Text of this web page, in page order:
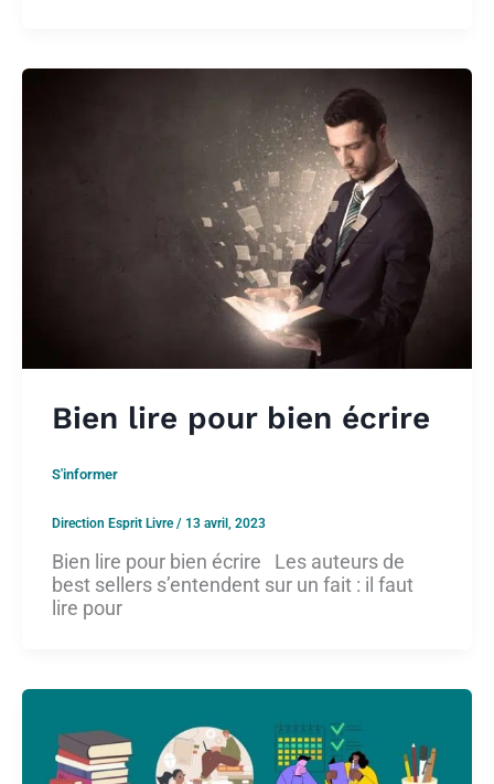
Bien lire pour bien écrire
S'informer
Direction Esprit Livre/ 13 avril, 2023
Bien lire pour bien écrire Les auteurs de
best sellers s’entendent sur un fait : il faut
lire pour